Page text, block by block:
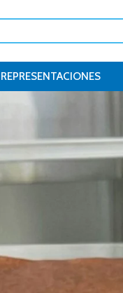
REPRESENTACIONES